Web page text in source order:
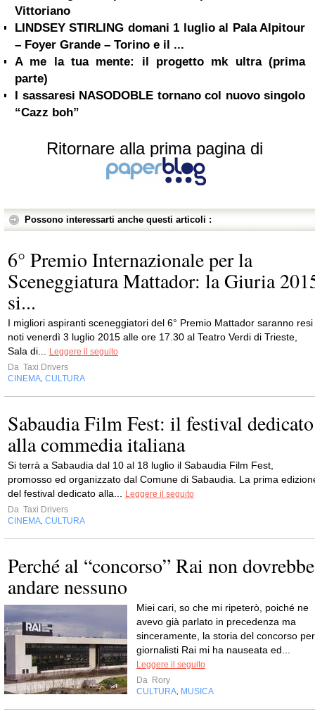
Vittoriano
LINDSEY STIRLING domani 1 luglio al Pala Alpitour
– Foyer Grande – Torino e il ...
A me la tua mente: il progetto mk ultra (prima
parte)
I sassaresi NASODOBLE tornano col nuovo singolo
“Cazz boh”
Ritornare alla prima pagina di
Possono interessarti anche questi articoli :
6° Premio Internazionale per la
Sceneggiatura Mattador: la Giuria
si...
I migliori aspiranti sceneggiatori del 6° Premio Mattador saranno resi
noti venerdì 3 luglio 2015 alle ore 17.30 al Teatro Verdi di Trieste,
Sala di...
Leggere il seguito
Da Taxi Drivers
CINEMA CULTURA
Sabaudia Film Fest: il festival dedicato
alla commedia italiana
Si terrà a Sabaudia dal 10 al 18 luglio il Sabaudia Film Fest,
promosso ed organizzato dal Comune di Sabaudia. La prima
del festival dedicato alla...
Leggere il seguito
Da Taxi Drivers
CINEMA CULTURA
Perché al “concorso” Rai non dovrebbe
andare nessuno
Miei cari, so che mi ripeterò, poiché ne
avevo già parlato in precedenza ma
sinceramente, la storia del concorso per
giornalisti Rai mi ha nauseata ed...
Leggere il seguito
Da Rory
CULTURA MUSICA